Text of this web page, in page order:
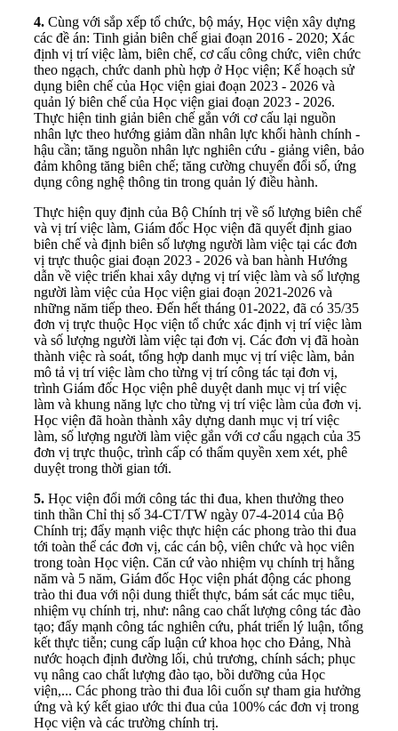
4. Cùng với sắp xếp tổ chức, bộ máy, Học viện xây dựng
các đề án: Tinh giản biên chế giai đoạn 2016 - 2020; Xác
định vị trí việc làm, biên chế, cơ cấu công chức, viên chức
theo ngạch, chức danh phù hợp ở Học viện; Kế hoạch sử
dụng biên chế của Học viện giai đoạn 2023 - 2026 và
quản lý biên chế của Học viện giai đoạn 2023 - 2026.
Thực hiện tinh giản biên chế gắn với cơ cấu lại nguồn
nhân lực theo hướng giảm dần nhân lực khối hành chính -
hậu cần; tăng nguồn nhân lực nghiên cứu - giảng viên, bảo
đảm không tăng biên chế; tăng cường chuyển đổi số, ứng
dụng công nghệ thông tin trong quản lý điều hành.
Thực hiện quy định của Bộ Chính trị về số lượng biên chế
và vị trí việc làm, Giám đốc Học viện đã quyết định giao
biên chế và định biên số lượng người làm việc tại các đơn
vị trực thuộc giai đoạn 2023 - 2026 và ban hành Hướng
dẫn về việc triển khai xây dựng vị trí việc làm và số lượng
người làm việc của Học viện giai đoạn 2021-2026 và
những năm tiếp theo. Đến hết tháng 01-2022, đã có 35/35
đơn vị trực thuộc Học viện tổ chức xác định vị trí việc làm
và số lượng người làm việc tại đơn vị. Các đơn vị đã hoàn
thành việc rà soát, tổng hợp danh mục vị trí việc làm, bản
mô tả vị trí việc làm cho từng vị trí công tác tại đơn vị,
trình Giám đốc Học viện phê duyệt danh mục vị trí việc
làm và khung năng lực cho từng vị trí việc làm của đơn vị.
Học viện đã hoàn thành xây dựng danh mục vị trí việc
làm, số lượng người làm việc gắn với cơ cấu ngạch của 35
đơn vị trực thuộc, trình cấp có thẩm quyền xem xét, phê
duyệt trong thời gian tới.
5. Học viện đổi mới công tác thi đua, khen thưởng theo
tinh thần Chỉ thị số 34-CT/TW ngày 07-4-2014 của Bộ
Chính trị; đẩy mạnh việc thực hiện các phong trào thi đua
tới toàn thể các đơn vị, các cán bộ, viên chức và học viên
trong toàn Học viện. Căn cứ vào nhiệm vụ chính trị hằng
năm và 5 năm, Giám đốc Học viện phát động các phong
trào thi đua với nội dung thiết thực, bám sát các mục tiêu,
nhiệm vụ chính trị, như: nâng cao chất lượng công tác đào
tạo; đẩy mạnh công tác nghiên cứu, phát triển lý luận, tổng
kết thực tiễn; cung cấp luận cứ khoa học cho Đảng, Nhà
nước hoạch định đường lối, chủ trương, chính sách; phục
vụ nâng cao chất lượng đào tạo, bồi dưỡng của Học
viện,... Các phong trào thi đua lôi cuốn sự tham gia hưởng
ứng và ký kết giao ước thi đua của 100% các đơn vị trong
Học viện và các trường chính trị.